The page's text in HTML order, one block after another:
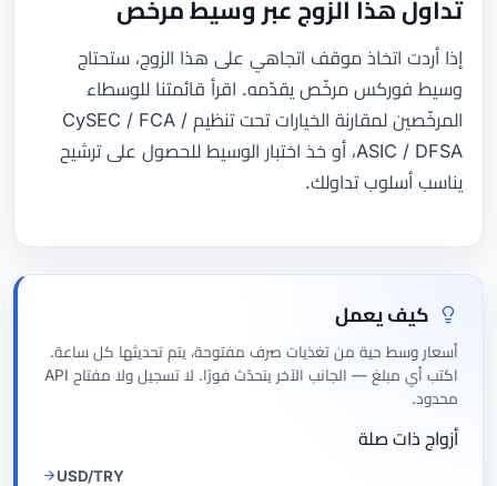
تداول هذا الزوج عبر وسيط مرخّص
إذا أردت اتخاذ موقف اتجاهي على هذا الزوج، ستحتاج
وسيط فوركس مرخّص يقدّمه. اقرأ قائمتنا للوسطاء
المرخّصين لمقارنة الخيارات تحت تنظيم CySEC / FCA /
ASIC / DFSA، أو خذ اختبار الوسيط للحصول على ترشيح
يناسب أسلوب تداولك.
كيف يعمل
أسعار وسط حية من تغذيات صرف مفتوحة، يتم تحديثها كل ساعة.
اكتب أي مبلغ — الجانب الآخر يتحدّث فورًا. لا تسجيل ولا مفتاح API
محدود.
أزواج ذات صلة
USD/TRY